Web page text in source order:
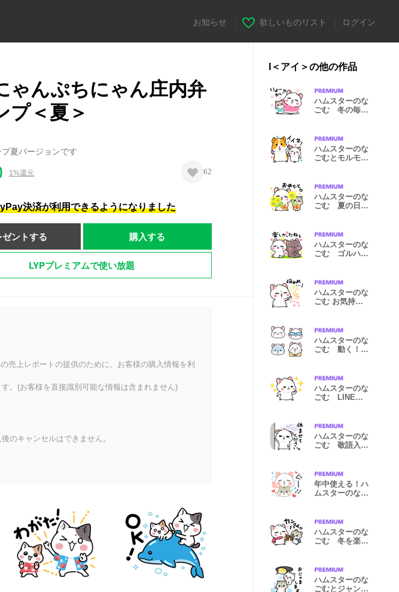
お知らせ 欲しいものリスト ログイン
ゃんぷちにゃん庄内弁
プ＜夏＞
夏バージョンです
1%還元 62
決済が利用できるようになりました
ゼントする 購入する
LYPプレミアムで使い放題
売上レポートの提供のために、お客様の購入情報を利
。(お客様を直接識別可能な情報は含まれません)
のキャンセルはできません。
I＜アイ＞の他の作品
ハムスターのな
ごむ 冬の毎日
ハムスターのな
ごむとモルモッ
ハムスターのな
ごむ 夏の日常
ハムスターのな
ごむ ゴルハム
ハムスターのな
ごむ お気持ち
ハムスターのな
ごむ 動く！お
ハムスターのな
ごむ LINEス
ハムスターのな
ごむ 敬語入り
年中使える！ハ
ムスターのなご
ハムスターのな
ごむ 冬を楽し
ハムスターのな
ごむとジャンガ